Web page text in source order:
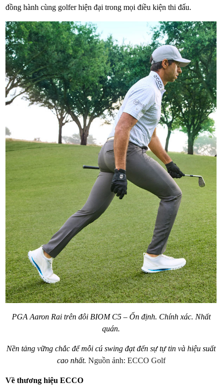
đồng hành cùng golfer hiện đại trong mọi điều kiện thi đấu.
PGA Aaron Rai trên đôi BIOM C5 – Ổn định. Chính xác. Nhất
quán.
Nền tảng vững chắc để mỗi cú swing đạt đến sự tự tin và hiệu suất
cao nhất. Nguồn ảnh: ECCO Golf
Về thương hiệu ECCO